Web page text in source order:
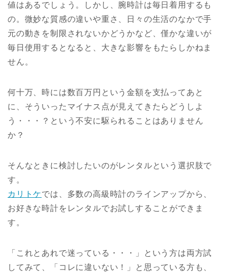
値はあるでしょう。しかし、腕時計は毎日着用するも
の。微妙な質感の違いや重さ、日々の生活のなかで手
元の動きを制限されないかどうかなど、僅かな違いが
毎日使用するとなると、大きな影響をもたらしかねま
せん。
何十万、時には数百万円という金額を支払ってあと
に、そういったマイナス点が見えてきたらどうしよ
う・・・？という不安に駆られることはありません
か？
そんなときに検討したいのがレンタルという選択肢で
す。
カリトケでは、多数の高級時計のラインアップから、
お好きな時計をレンタルでお試しすることができま
す。
「これとあれで迷っている・・・」という方は両方試
してみて、「コレに違いない！」と思っている方も、